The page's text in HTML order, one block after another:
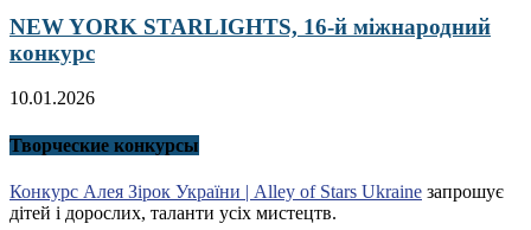
NEW YORK STARLIGHTS, 16-й міжнародний
конкурс
10.01.2026
Творческие конкурсы
Конкурс Алея Зірок України | Alley of Stars Ukraine запрошує
дітей і дорослих, таланти усіх мистецтв.